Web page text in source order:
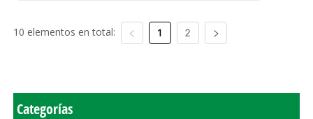
10 elementos en total: 1 2
Categorías